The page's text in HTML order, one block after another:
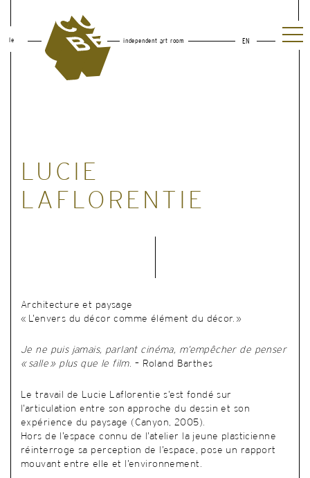
le independent art room EN
LUCIE
LAFLORENTIE
Architecture et paysage
« L’envers du décor comme élément du décor. »
Je ne puis jamais, parlant cinéma, m’empêcher de penser
« salle » plus que le film. – Roland Barthes
Le travail de Lucie Laflorentie s’est fondé sur
l’articulation entre son approche du dessin et son
expérience du paysage (Canyon, 2005).
Hors de l’espace connu de l’atelier la jeune plasticienne
réinterroge sa perception de l’espace, pose un rapport
mouvant entre elle et l’environnement.